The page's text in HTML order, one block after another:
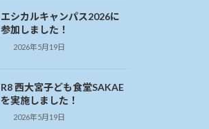
エシカルキャンパス2026に
参加しました！
2026年5月19日
R8 西大宮子ども食堂SAKAE
を実施しました！
2026年5月19日